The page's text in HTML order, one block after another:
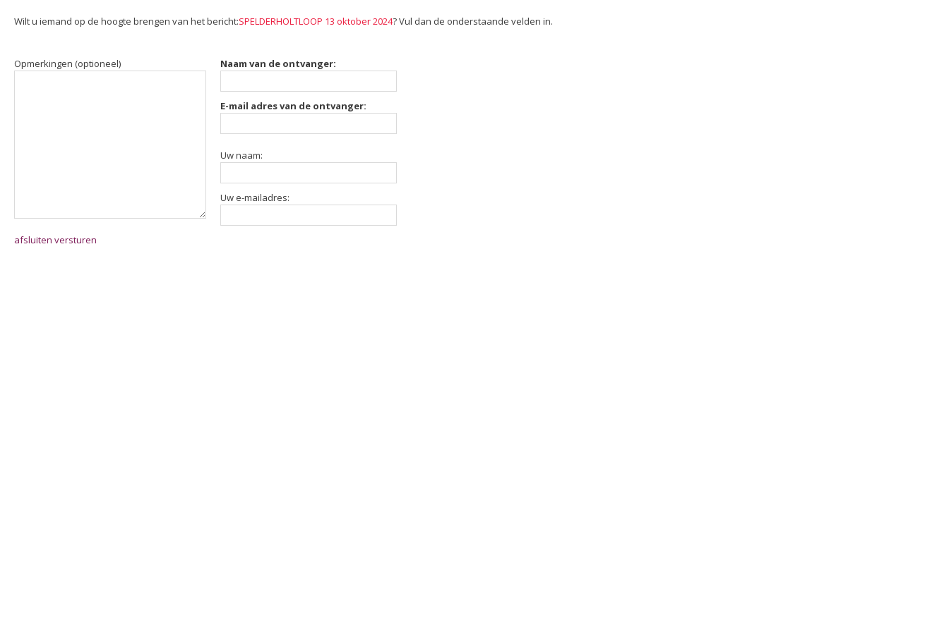
Wilt u iemand op de hoogte brengen van het bericht:SPELDERHOLTLOOP 13 oktober 2024? Vul dan de onderstaande velden in.
Opmerkingen (optioneel) Naam van de ontvanger:
E-mail adres van de ontvanger:
Uw naam:
Uw e-mailadres:
afsluiten versturen